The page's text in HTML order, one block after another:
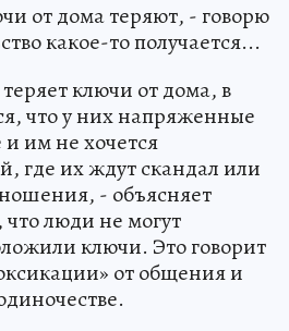
от дома теряют, - говорю
какое-то получается...
ключи от дома, в
что у них напряженные
им не хочется
где их ждут скандал или
- объясняет
люди не могут
ключи. Это говорит
от общения и